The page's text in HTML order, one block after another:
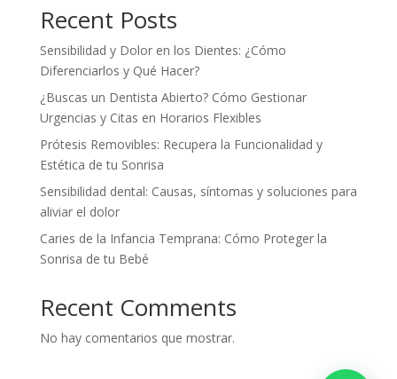
Recent Posts
Sensibilidad y Dolor en los Dientes: ¿Cómo
Diferenciarlos y Qué Hacer?
¿Buscas un Dentista Abierto? Cómo Gestionar
Urgencias y Citas en Horarios Flexibles
Prótesis Removibles: Recupera la Funcionalidad y
Estética de tu Sonrisa
Sensibilidad dental: Causas, síntomas y soluciones para
aliviar el dolor
Caries de la Infancia Temprana: Cómo Proteger la
Sonrisa de tu Bebé
Recent Comments
No hay comentarios que mostrar.